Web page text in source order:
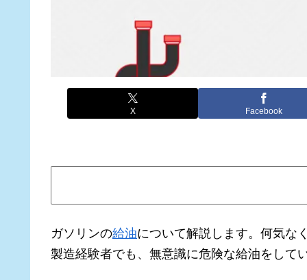
X Facebook
ガソリンの給油について解説します。何気な
製造経験者でも、無意識に危険な給油をして